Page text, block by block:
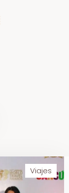
Viajes